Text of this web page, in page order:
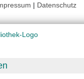
| Datenschutz